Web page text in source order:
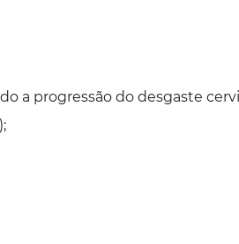
progressão do desgaste